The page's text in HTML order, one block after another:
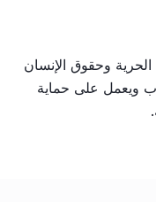
وحقوق الإنسان
ويعمل على حماية